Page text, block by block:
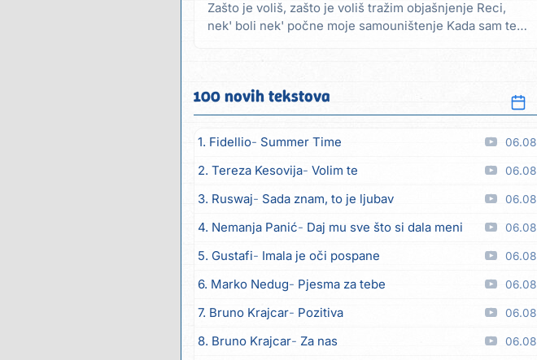
Zašto je voliš, zašto je voliš tražim objašnjenje Reci,
nek' boli nek' počne moje samouništenje Kada sam te
100 novih tekstova
1. Fidellio Summer Time 06.08
2. Tereza Kesovija Volim te 06.08
3. Ruswaj Sada znam, to je ljubav 06.08
4. Nemanja Panić Daj mu sve što si dala meni 06.08
5. Gustafi Imala je oči pospane 06.08
6. Marko Nedug Pjesma za tebe 06.08
7. Bruno Krajcar Pozitiva 06.08
8. Bruno Krajcar Za nas 06.08